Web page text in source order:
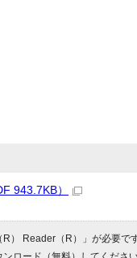
943.7KB）
） Reader（R）」が必要で